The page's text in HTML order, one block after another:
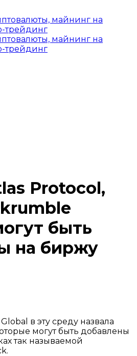
Protocol,
быть
на биржу
в эту среду назвала
могут быть добавлены
так называемой